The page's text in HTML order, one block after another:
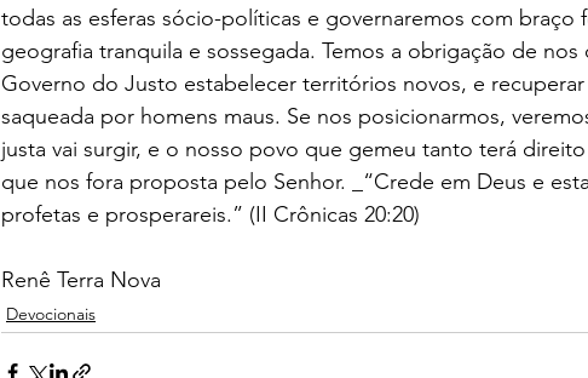
todas as esferas sócio-políticas e governaremos com braço
geografia tranquila e sossegada. Temos a obrigação de
Governo do Justo estabelecer territórios novos, e
saqueada por homens maus. Se nos posicionarmos,
justa vai surgir, e o nosso povo que gemeu tanto terá
que nos fora proposta pelo Senhor. _“Crede em Deus e
profetas e prosperareis.” (II Crônicas 20:20)
Renê Terra Nova
Devocionais